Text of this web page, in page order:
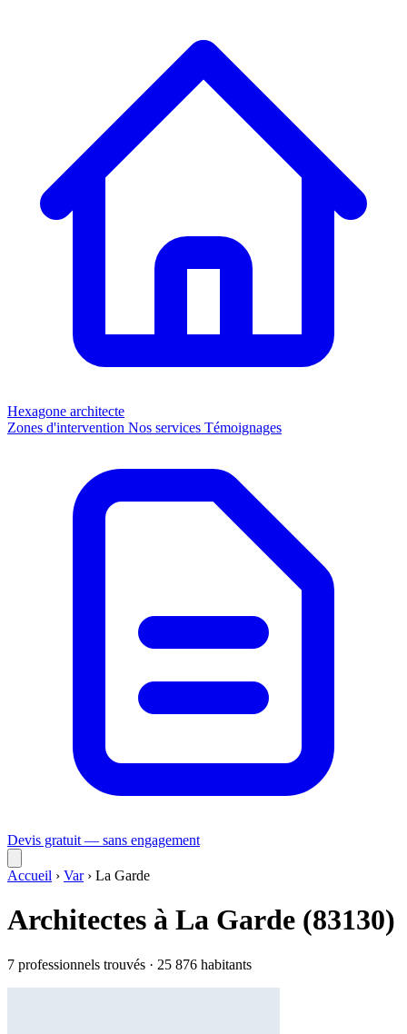
Hexagone architecte
Zones d'intervention Nos services Témoignages
Devis gratuit — sans engagement
Accueil › Var › La Garde
Architectes à La Garde (83130)
7 professionnels trouvés · 25 876 habitants